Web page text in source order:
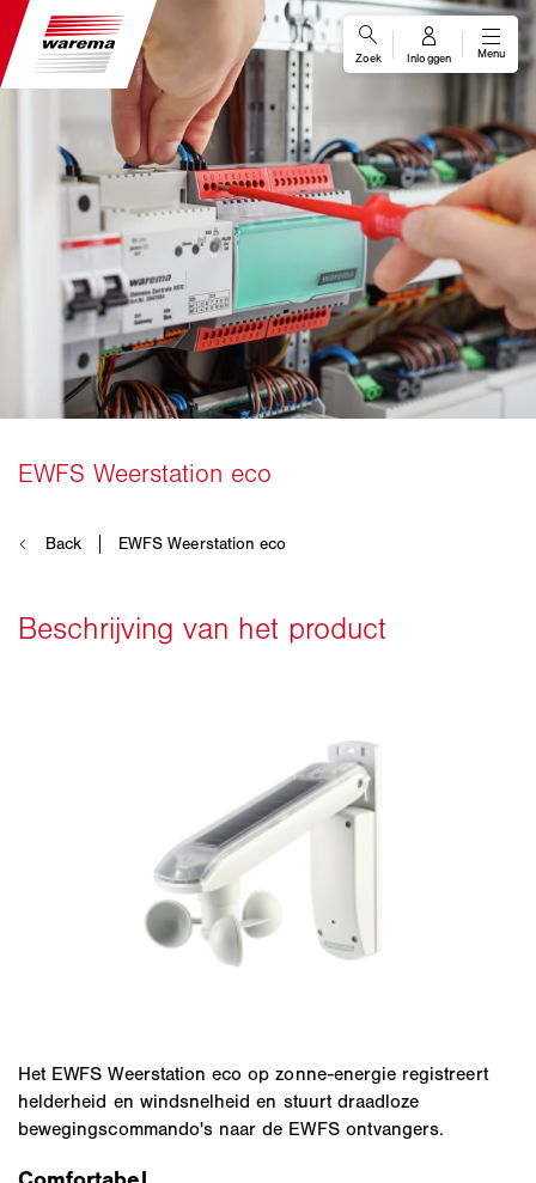
Het EWFS Weerstation eco op zonne-energie registreert
helderheid en windsnelheid en stuurt draadloze
bewegingscommando's naar de EWFS ontvangers.